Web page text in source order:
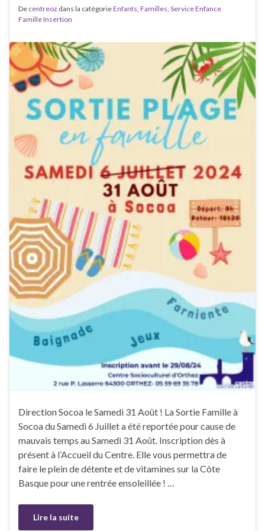
De centreoz dans la catégorieEnfants Familles Service Enfance
Famille Insertion
Direction Socoa le Samedi 31 Août ! La Sortie Famille à
Socoa du Samedi 6 Juillet a été reportée pour cause de
mauvais temps au Samedi 31 Août. Inscription dès à
présent à l’Accueil du Centre. Elle vous permettra de
faire le plein de détente et de vitamines sur la Côte
Basque pour une rentrée ensoleillée ! …
Lire la suite